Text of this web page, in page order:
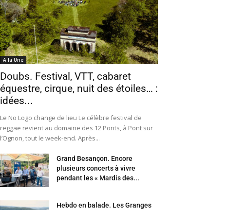
A la Une
Doubs. Festival, VTT, cabaret
équestre, cirque, nuit des étoiles… :
idées...
Le No Logo change de lieu Le célèbre festival de
reggae revient au domaine des 12 Ponts, à Pont sur
l’Ognon, tout le week-end. Après...
Grand Besançon. Encore
plusieurs concerts à vivre
pendant les « Mardis des...
Hebdo en balade. Les Granges